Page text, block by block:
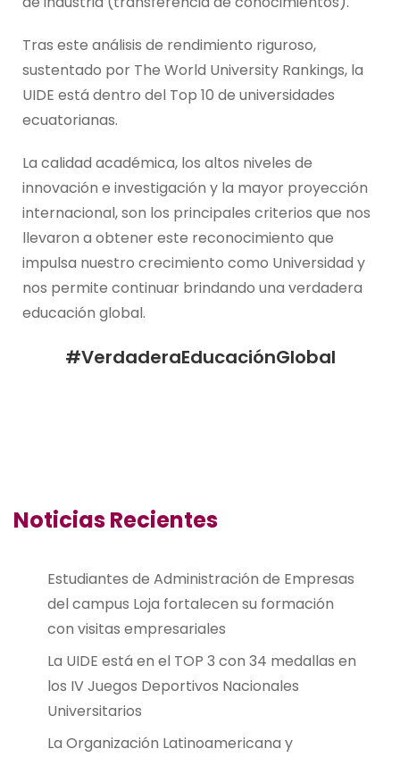
Tras este análisis de rendimiento riguroso,
sustentado por The World University Rankings, la
UIDE está dentro del Top 10 de universidades
ecuatorianas.
La calidad académica, los altos niveles de
innovación e investigación y la mayor proyección
internacional, son los principales criterios que nos
llevaron a obtener este reconocimiento que
impulsa nuestro crecimiento como Universidad y
nos permite continuar brindando una verdadera
educación global.
#VerdaderaEducaciónGlobal
Noticias Recientes
Estudiantes de Administración de Empresas
del campus Loja fortalecen su formación
con visitas empresariales
La UIDE está en el TOP 3 con 34 medallas en
los IV Juegos Deportivos Nacionales
Universitarios
La Organización Latinoamericana y